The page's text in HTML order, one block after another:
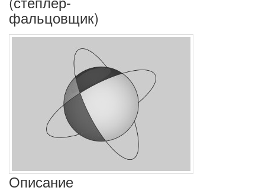
фальцовщик)
Описание